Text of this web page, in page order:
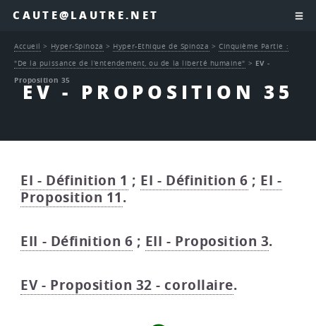
CAUTE@LAUTRE.NET
EV - PROPOSITION 35
Accueil > Hyper-Spinoza > Hyper-Ethique de Spinoza >Cinquième Partie :
"De la puissance de l’entendement, ou de la liberté humaine" > EV -
Proposition 35
EI - Définition 1 ; EI - Définition 6 ; EI -
Proposition 11.
EII - Définition 6 ; EII - Proposition 3.
EV - Proposition 32 - corollaire.